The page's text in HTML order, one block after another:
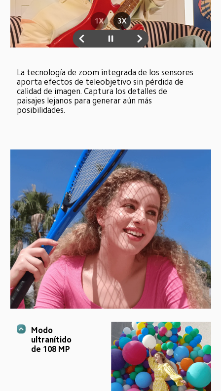
La tecnología de zoom integrada de los sensores
aporta efectos de teleobjetivo sin pérdida de
calidad de imagen. Captura los detalles de
paisajes lejanos para generar aún más
posibilidades.
Modo
ultranítido
de 108 MP